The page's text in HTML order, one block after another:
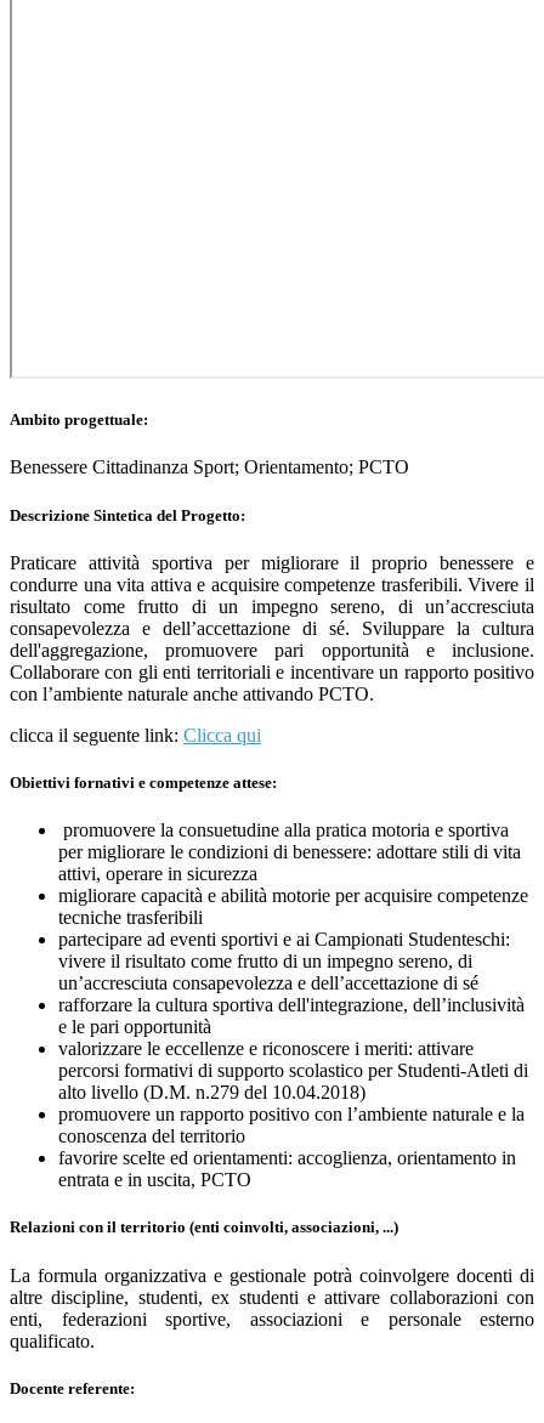
Ambito progettuale:
Benessere Cittadinanza Sport; Orientamento; PCTO
Descrizione Sintetica del Progetto:
Praticare attività sportiva per migliorare il proprio benessere e
condurre una vita attiva e acquisire competenze trasferibili. Vivere il
risultato come frutto di un impegno sereno, di un’accresciuta
consapevolezza e dell’accettazione di sé. Sviluppare la cultura
dell'aggregazione, promuovere pari opportunità e inclusione.
Collaborare con gli enti territoriali e incentivare un rapporto positivo
con l’ambiente naturale anche attivando PCTO.
clicca il seguente link: Clicca qui
Obiettivi fornativi e competenze attese:
promuovere la consuetudine alla pratica motoria e sportiva
per migliorare le condizioni di benessere: adottare stili di vita
attivi, operare in sicurezza
migliorare capacità e abilità motorie per acquisire competenze
tecniche trasferibili
partecipare ad eventi sportivi e ai Campionati Studenteschi:
vivere il risultato come frutto di un impegno sereno, di
un’accresciuta consapevolezza e dell’accettazione di sé
rafforzare la cultura sportiva dell'integrazione, dell’inclusività
e le pari opportunità
valorizzare le eccellenze e riconoscere i meriti: attivare
percorsi formativi di supporto scolastico per Studenti-Atleti di
alto livello (D.M. n.279 del 10.04.2018)
promuovere un rapporto positivo con l’ambiente naturale e la
conoscenza del territorio
favorire scelte ed orientamenti: accoglienza, orientamento in
entrata e in uscita, PCTO
Relazioni con il territorio (enti coinvolti, associazioni, ...)
La formula organizzativa e gestionale potrà coinvolgere docenti di
altre discipline, studenti, ex studenti e attivare collaborazioni con
enti, federazioni sportive, associazioni e personale esterno
qualificato.
Docente referente: